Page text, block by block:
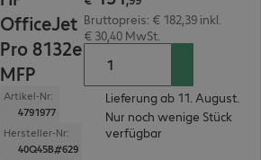
OfficeJet
Pro 8132e
MFP
Artikel-Nr:
4791977
Hersteller-Nr:
40Q45B#629
Bruttopreis: € 182,39 inkl.
€ 30,40 MwSt.
Lieferung ab 11. August.
Nur noch wenige Stück
verfügbar